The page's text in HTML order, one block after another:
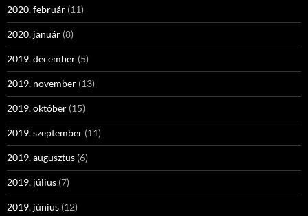
2020. február (11)
2020. január (8)
2019. december (5)
2019. november (13)
2019. október (15)
2019. szeptember (11)
2019. augusztus (6)
2019. július (7)
2019. június (12)